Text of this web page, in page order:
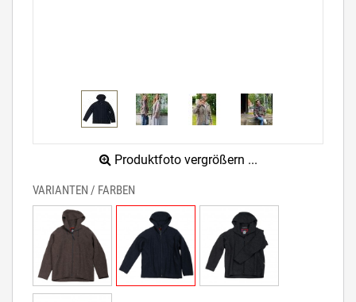
Produktfoto vergrößern ...
VARIANTEN / FARBEN